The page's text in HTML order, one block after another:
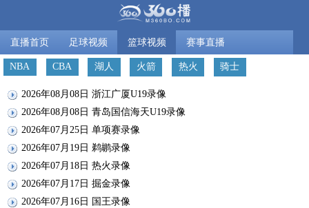
直播首页 足球视频 篮球视频 赛事直播
NBA CBA 湖人 火箭 热火 骑士
2026年08月08日 浙江广厦U19录像
2026年08月08日 青岛国信海天U19录像
2026年07月25日 单项赛录像
2026年07月19日 鹈鹕录像
2026年07月18日 热火录像
2026年07月17日 掘金录像
2026年07月16日 国王录像